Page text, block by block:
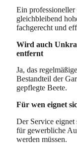
Ein
gleichbleibend
fachgerecht und
Wird auch
entfernt
Ja, das
Bestandteil der
gepflegte Beete.
Für wen eignet
Der Service
für gewerbliche
werden müssen.